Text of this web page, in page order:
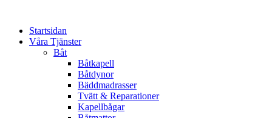
Startsidan
Våra Tjänster
Båt
Båtkapell
Båtdynor
Bäddmadrasser
Tvätt & Reparationer
Kapellbågar